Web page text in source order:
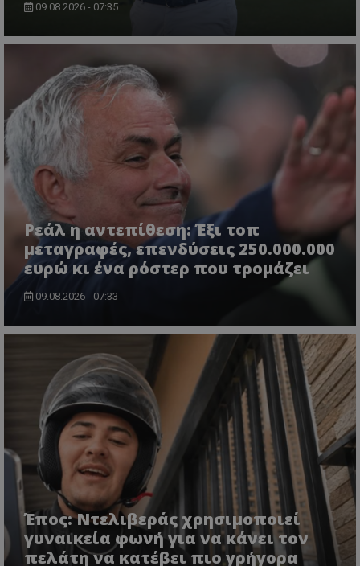
09.08.2026 - 07:35
Ρεάλ η αντεπίθεση: Έξι τοπ
μεταγραφές, επενδύσεις 250.000.000
ευρώ κι ένα ρόστερ που τρομάζει
09.08.2026 - 07:33
Έπος: Ντελιβεράς χρησιμοποιεί
γυναικεία φωνή για να κάνει τον
πελάτη να κατέβει πιο γρήγορα